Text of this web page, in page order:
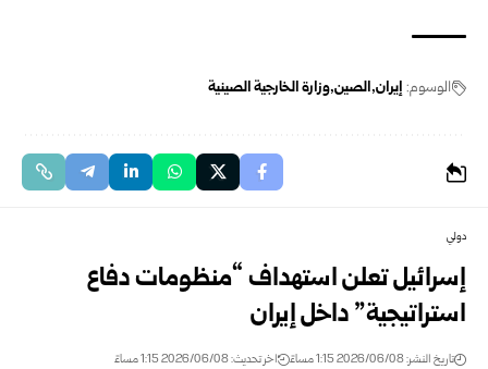
الوسوم: إيران الصين وزارة الخارجية الصينية
دولي
إسرائيل تعلن استهداف “منظومات دفاع
استراتيجية” داخل إيران
تاريخ النشر: 2026/06/08 1:15 مساءً اخر تحديث: 2026/06/08 1:15 مساءً